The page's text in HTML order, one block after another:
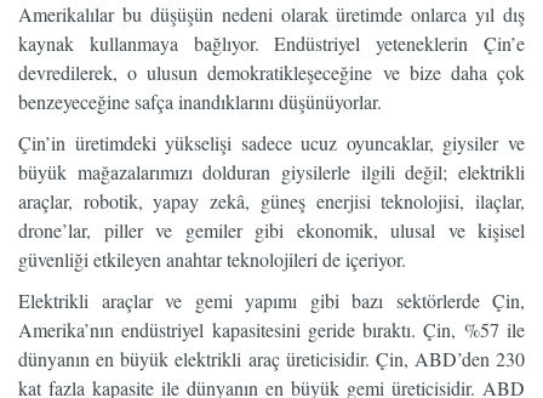
Amerikalılar bu düşüşün nedeni olarak üretimde onlarca yıl dış
kaynak kullanmaya bağlıyor. Endüstriyel yeteneklerin Çin’e
devredilerek, o ulusun demokratikleşeceğine ve bize daha çok
benzeyeceğine safça inandıklarını düşünüyorlar.
Çin’in üretimdeki yükselişi sadece ucuz oyuncaklar, giysiler ve
büyük mağazalarımızı dolduran giysilerle ilgili değil; elektrikli
araçlar, robotik, yapay zekâ, güneş enerjisi teknolojisi, ilaçlar,
drone’lar, piller ve gemiler gibi ekonomik, ulusal ve kişisel
güvenliği etkileyen anahtar teknolojileri de içeriyor.
Elektrikli araçlar ve gemi yapımı gibi bazı sektörlerde Çin,
Amerika’nın endüstriyel kapasitesini geride bıraktı. Çin, %57 ile
dünyanın en büyük elektrikli araç üreticisidir. Çin, ABD’den 230
kat fazla kapasite ile dünyanın en büyük gemi üreticisidir. ABD